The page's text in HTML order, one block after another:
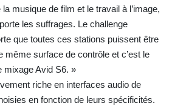
musique de film et le travail à l’image,
les suffrages. Le challenge
que toutes ces stations puissent être
même surface de contrôle et c’est le
mixage Avid S6. »
riche en interfaces audio de
en fonction de leurs spécificités.